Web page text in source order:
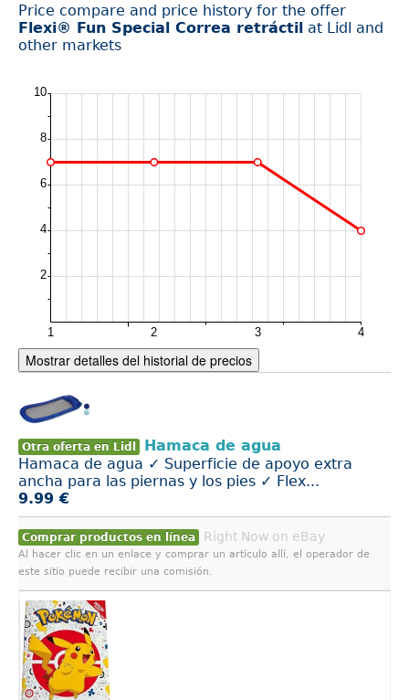
Price compare and price history for the offer
Flexi® Fun Special Correa retráctil at Lidl and
other markets
Mostrar detalles del historial de precios
Otra oferta en Lidl
Hamaca de agua
Hamaca de agua ✓ Superficie de apoyo extra
ancha para las piernas y los pies ✓ Flex...
9.99 €
Comprar productos en línea Right Now on eBay
Al hacer clic en un enlace y comprar un artículo allí, el operador de
este sitio puede recibir una comisión.